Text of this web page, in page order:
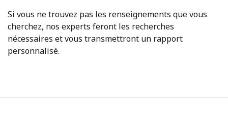
Si vous ne trouvez pas les renseignements que vous
cherchez, nos experts feront les recherches
nécessaires et vous transmettront un rapport
personnalisé.